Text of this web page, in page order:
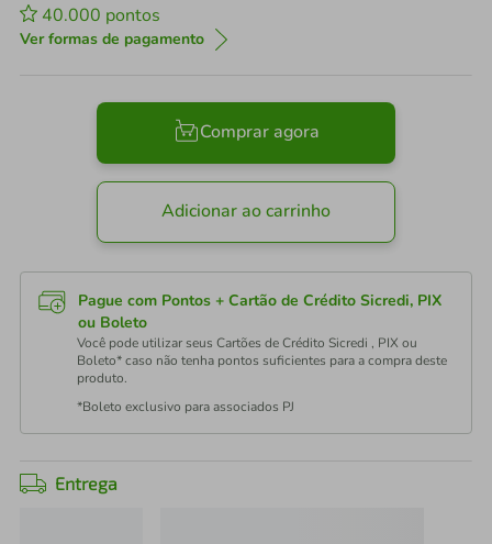
40.000 pontos
Ver formas de pagamento
Comprar agora
Adicionar ao carrinho
Pague com Pontos + Cartão de Crédito Sicredi, PIX
ou Boleto
Você pode utilizar seus Cartões de Crédito Sicredi , PIX ou
Boleto* caso não tenha pontos suficientes para a compra deste
produto.
*Boleto exclusivo para associados PJ
Entrega